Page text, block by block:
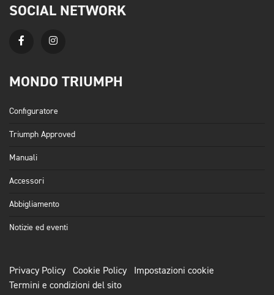
SOCIAL NETWORK
MONDO TRIUMPH
Configuratore
Triumph Approved
Manuali
Accessori
Abbigliamento
Notizie ed eventi
Privacy Policy Cookie Policy
Impostazioni cookie
Termini e condizioni del sito